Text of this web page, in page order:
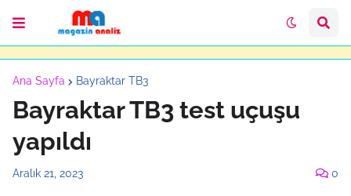
Ana Sayfa Bayraktar TB3
Bayraktar TB3 test uçuşu
yapıldı
Aralık 21, 2023 0